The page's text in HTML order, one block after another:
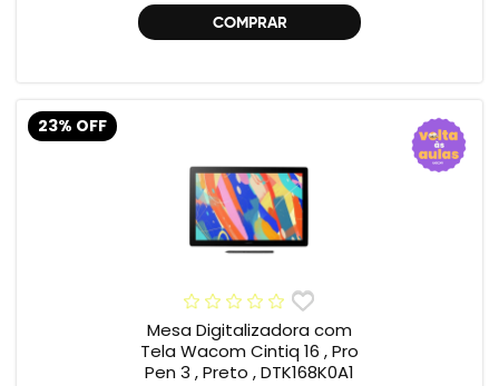
COMPRAR
23% OFF
Mesa Digitalizadora com
Tela Wacom Cintiq 16 , Pro
Pen 3 , Preto , DTK168K0A1